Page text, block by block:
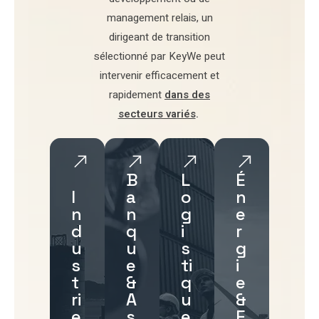
management relais, un
dirigeant de transition
sélectionné par KeyWe peut
intervenir efficacement et
rapidement dans des
secteurs variés.
I
n
d
u
s
t
ri
B
a
n
q
u
e
&
A
L
o
g
i
s
ti
q
u
É
n
e
r
g
i
e
&